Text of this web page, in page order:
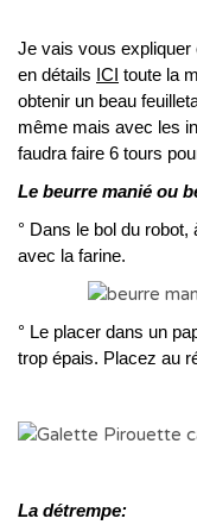
Je vais vous
en détails ICI toute la
obtenir un beau
même mais avec les
faudra faire 6 tours
Le beurre manié ou
° Dans le bol du robot,
avec la farine.
° Le placer dans un
trop épais. Placez au
La détrempe: